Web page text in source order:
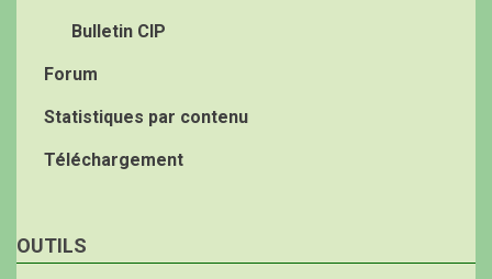
Bulletin CIP
Forum
Statistiques par contenu
Téléchargement
OUTILS